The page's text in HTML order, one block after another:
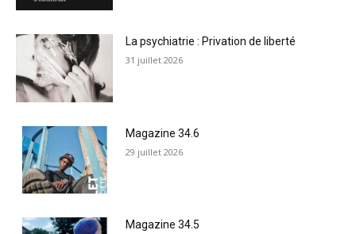
La psychiatrie : Privation de liberté
31 juillet 2026
Magazine 34.6
29 juillet 2026
Magazine 34.5